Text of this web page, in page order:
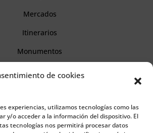
de cookies
experiencias, utilizamos tecnologías como las
y/o acceder a la información del dispositivo. El
tecnologías nos permitirá procesar datos
Mercados
Itinerarios
Monumentos
Información